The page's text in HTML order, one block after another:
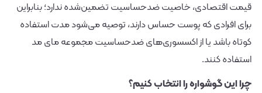
قیمت اقتصادی، خاصیت ضدحساسیت تضمین‌شده ندارد؛ بنابراین
برای افرادی که پوست حساس دارند، توصیه می‌شود مدت استفاده
کوتاه باشد یا از اکسسوری‌های ضدحساسیت مجموعه مای مد
استفاده کنند.
چرا این گوشواره را انتخاب کنیم؟